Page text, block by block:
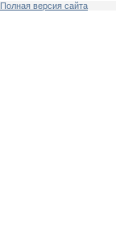
Полная версия сайта